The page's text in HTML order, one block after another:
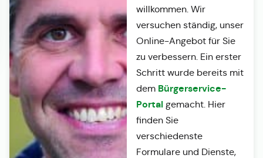
willkommen. Wir
versuchen ständig, unser
Online-Angebot für Sie
zu verbessern. Ein erster
Schritt wurde bereits mit
dem Bürgerservice-
Portalgemacht. Hier
finden Sie
verschiedenste
Formulare und Dienste,